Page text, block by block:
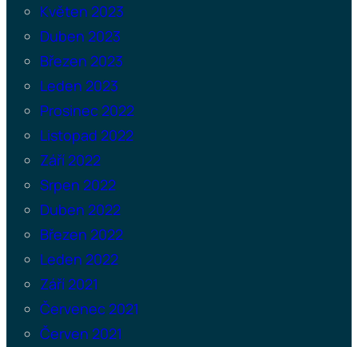
Květen 2023
Duben 2023
Březen 2023
Leden 2023
Prosinec 2022
Listopad 2022
Září 2022
Srpen 2022
Duben 2022
Březen 2022
Leden 2022
Září 2021
Červenec 2021
Červen 2021